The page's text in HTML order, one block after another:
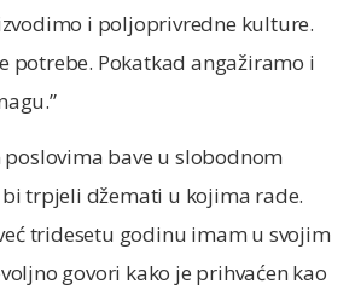
i poljoprivredne kulture.
potrebe. Pokatkad angažiramo i
bave u slobodnom
trpjeli džemati u kojima rade.
tridesetu godinu imam u svojim
govori kako je prihvaćen kao